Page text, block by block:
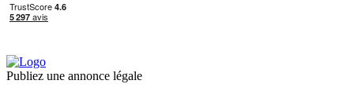
Publiez une annonce légale